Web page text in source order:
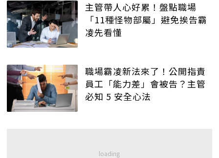
主管帶人心好累！盤點職場
「11種怪物部屬」避免挨告霸
凌先看懂
職場霸凌新法來了！公開指責
員工「能力差」會被告？主管
必知 5 安全心法